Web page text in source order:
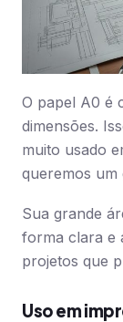
O papel A0 é
dimensões.
muito usado
queremos um
Sua grande
forma clara e
projetos que
Uso em